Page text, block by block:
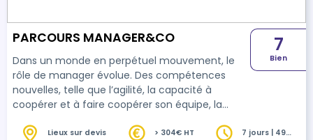
PARCOURS MANAGER&CO
Dans un monde en perpétuel mouvement, le
rôle de manager évolue. Des compétences
nouvelles, telle que l’agilité, la capacité à
coopérer et à faire coopérer son équipe, la
créativité, l’intelligence émotionnelle, sont
7
Bien
Lieux sur devis > 304€ HT
7 jours | 49